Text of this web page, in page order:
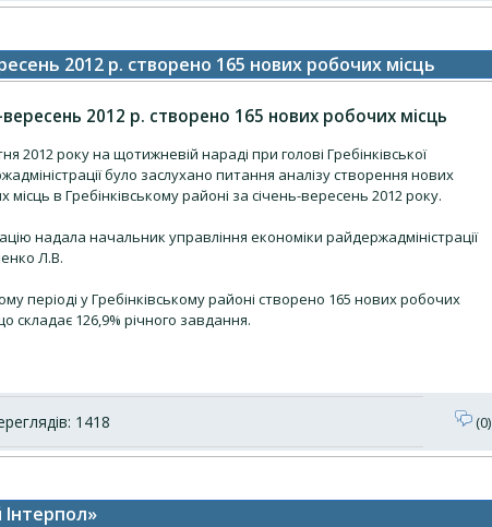
2012 р. створено 165 нових робочих місць
вересень 2012 р. створено 165 нових робочих місць
2012 року на щотижневій нараді при голові Гребінківської
було заслухано питання аналізу створення нових
місць в Гребінківському районі за січень-вересень 2012 року.
надала начальник управління економіки райдержадміністрації
Л.В.
періоді у Гребінківському районі створено 165 нових робочих
складає 126,9% річного завдання.
1418 (0)
Інтерпол»